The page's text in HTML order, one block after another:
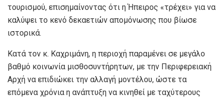
τουρισμού, επισημαίνοντας ότι η Ήπειρος «τρέχει» για να
καλύψει το κενό δεκαετιών απομόνωσης που βίωσε
ιστορικά.
Κατά τον κ. Καχριμάνη, η περιοχή παραμένει σε μεγάλο
βαθμό κοινωνία μισθοσυντήρητων, με την Περιφερειακή
Αρχή να επιδιώκει την αλλαγή μοντέλου, ώστε τα
επόμενα χρόνια η ανάπτυξη να κινηθεί με ταχύτερους